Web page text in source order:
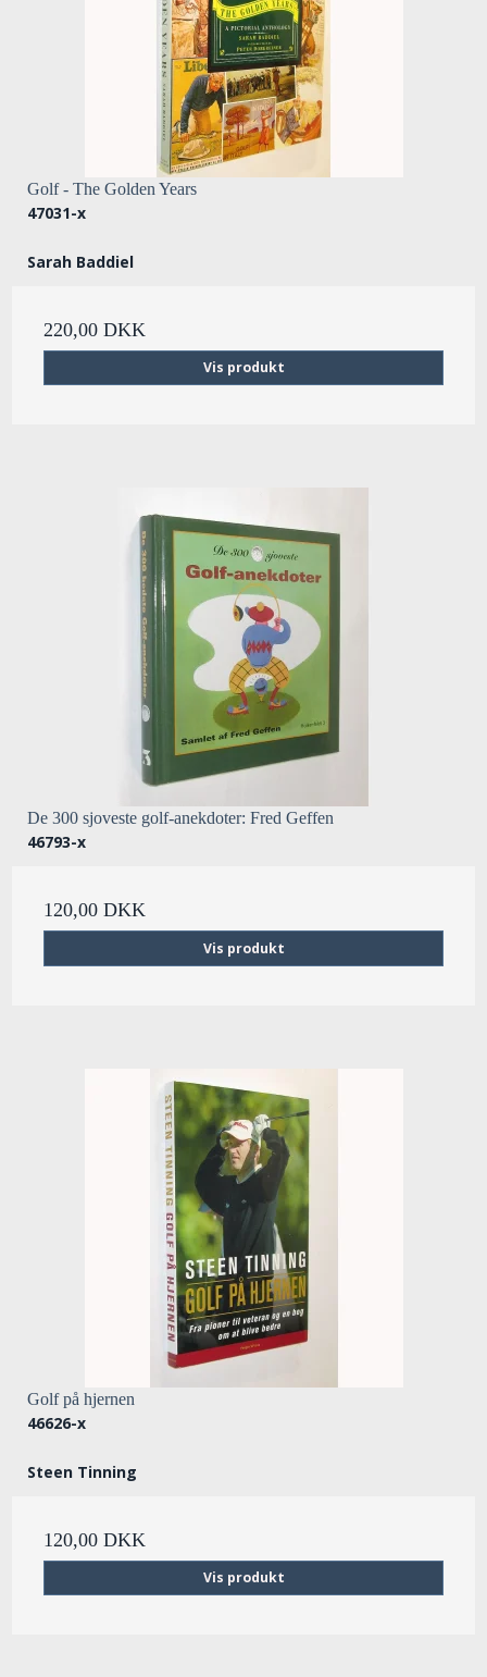
Golf - The Golden Years
47031-x
Sarah Baddiel
220,00 DKK
Vis produkt
De 300 sjoveste golf-anekdoter: Fred Geffen
46793-x
120,00 DKK
Vis produkt
Golf på hjernen
46626-x
Steen Tinning
120,00 DKK
Vis produkt